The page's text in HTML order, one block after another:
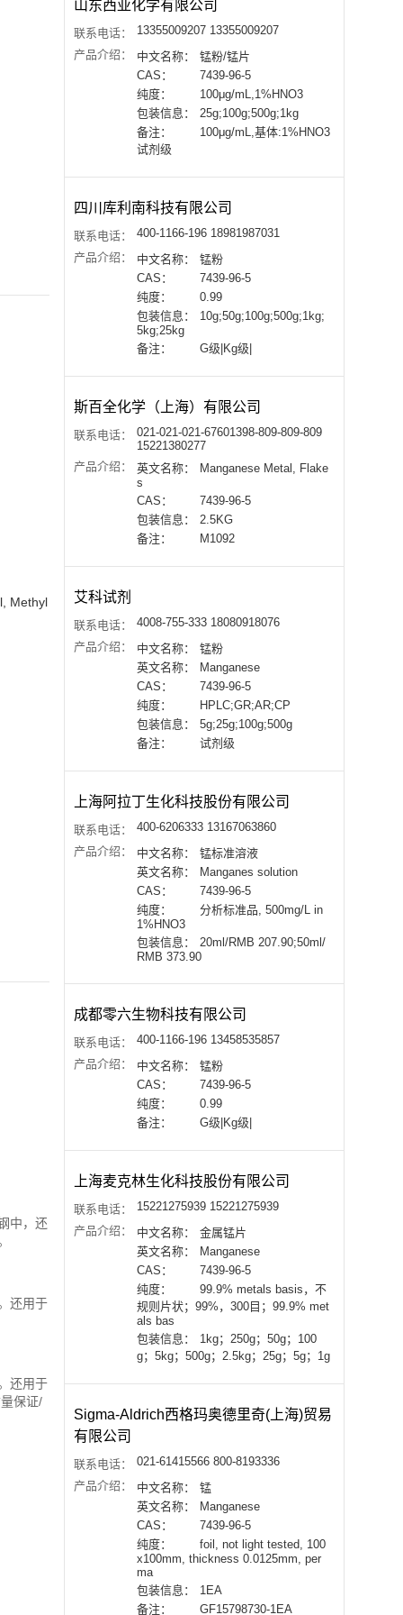
Methyl
中，还
还用于
还用于
保证/
山东西亚化学有限公司
联系电话：
13355009207 13355009207
产品介绍：
中文名称：
锰粉/锰片
CAS：
7439-96-5
纯度：
100μg/mL,1%HNO3
包装信息：
25g;100g;500g;1kg
备注：
100μg/mL,基体:1%HNO3
试剂级
四川库利南科技有限公司
联系电话：
400-1166-196 18981987031
产品介绍：
中文名称：
锰粉
CAS：
7439-96-5
纯度：
0.99
包装信息：
10g;50g;100g;500g;1kg;
5kg;25kg
备注：
G级|Kg级|
斯百全化学（上海）有限公司
联系电话：
021-021-021-67601398-809-809-809
15221380277
产品介绍：
英文名称：
Manganese Metal, Flake
s
CAS：
7439-96-5
包装信息：
2.5KG
备注：
M1092
艾科试剂
联系电话：
4008-755-333 18080918076
产品介绍：
中文名称：
锰粉
英文名称：
Manganese
CAS：
7439-96-5
纯度：
HPLC;GR;AR;CP
包装信息：
5g;25g;100g;500g
备注：
试剂级
上海阿拉丁生化科技股份有限公司
联系电话：
400-6206333 13167063860
产品介绍：
中文名称：
锰标准溶液
英文名称：
Manganes solution
CAS：
7439-96-5
纯度：
分析标准品, 500mg/L in
1%HNO3
包装信息：
20ml/RMB 207.90;50ml/
RMB 373.90
成都零六生物科技有限公司
联系电话：
400-1166-196 13458535857
产品介绍：
中文名称：
锰粉
CAS：
7439-96-5
纯度：
0.99
备注：
G级|Kg级|
上海麦克林生化科技股份有限公司
联系电话：
15221275939 15221275939
产品介绍：
中文名称：
金属锰片
英文名称：
Manganese
CAS：
7439-96-5
纯度：
99.9% metals basis，不
规则片状；99%，300目；99.9% met
als bas
包装信息：
1kg；250g；50g；100
g；5kg；500g；2.5kg；25g；5g；1g
Sigma-Aldrich西格玛奥德里奇(上海)贸易
有限公司
联系电话：
021-61415566 800-8193336
产品介绍：
中文名称：
锰
英文名称：
Manganese
CAS：
7439-96-5
纯度：
foil, not light tested, 100
x100mm, thickness 0.0125mm, per
ma
包装信息：
1EA
备注：
GF15798730-1EA